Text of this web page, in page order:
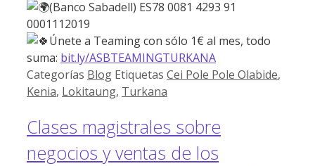
(Banco Sabadell) ES78 0081 4293 91
0001112019
Únete a Teaming con sólo 1€ al mes, todo
suma: bit.ly/ASBTEAMINGTURKANA
Categorías Blog Etiquetas Cei Pole Pole Olabide,
Kenia, Lokitaung, Turkana
Clases magistrales sobre
negocios y ventas de los